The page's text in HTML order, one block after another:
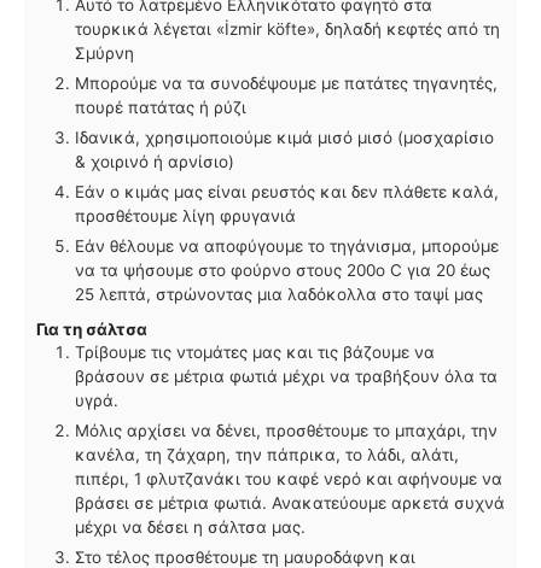
Αυτό το λατρεμένο Ελληνικότατο φαγητό στα
τουρκικά λέγεται «İzmir köfte», δηλαδή κεφτές από τη
Σμύρνη
Μπορούμε να τα συνοδέψουμε με πατάτες τηγανητές,
πουρέ πατάτας ή ρύζι
Ιδανικά, χρησιμοποιούμε κιμά μισό μισό (μοσχαρίσιο
& χοιρινό ή αρνίσιο)
Εάν ο κιμάς μας είναι ρευστός και δεν πλάθετε καλά,
προσθέτουμε λίγη φρυγανιά
Εάν θέλουμε να αποφύγουμε το τηγάνισμα, μπορούμε
να τα ψήσουμε στο φούρνο στους 200ο C για 20 έως
25 λεπτά, στρώνοντας μια λαδόκολλα στο ταψί μας
Για τη σάλτσα
Τρίβουμε τις ντομάτες μας και τις βάζουμε να
βράσουν σε μέτρια φωτιά μέχρι να τραβήξουν όλα τα
υγρά.
Μόλις αρχίσει να δένει, προσθέτουμε το μπαχάρι, την
κανέλα, τη ζάχαρη, την πάπρικα, το λάδι, αλάτι,
πιπέρι, 1 φλυτζανάκι του καφέ νερό και αφήνουμε να
βράσει σε μέτρια φωτιά. Ανακατεύουμε αρκετά συχνά
μέχρι να δέσει η σάλτσα μας.
Στο τέλος προσθέτουμε τη μαυροδάφνη και